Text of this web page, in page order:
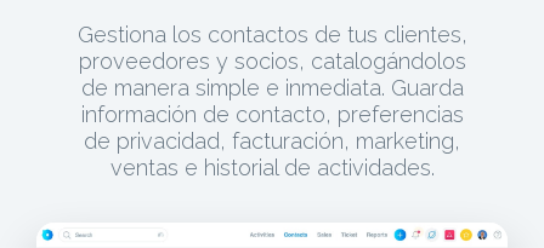
Gestiona los contactos de tus clientes,
proveedores y socios, catalogándolos
de manera simple e inmediata. Guarda
información de contacto, preferencias
de privacidad, facturación, marketing,
ventas e historial de actividades.